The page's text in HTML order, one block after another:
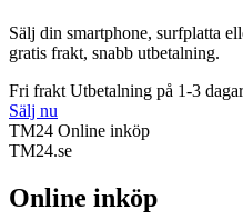
Sälj din smartphone, surfplatta
gratis frakt, snabb utbetalning.
Fri frakt Utbetalning på 1-3 dagar
Sälj nu
TM24 Online inköp
TM24.se
Online inköp